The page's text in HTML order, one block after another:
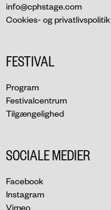
info@cphstage.com
Cookies- og privatlivspolitik
FESTIVAL
Program
Festivalcentrum
Tilgængelighed
SOCIALE MEDIER
Facebook
Instagram
Vimeo